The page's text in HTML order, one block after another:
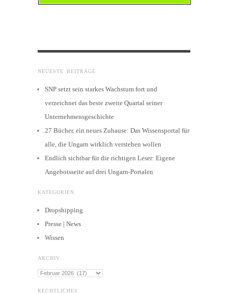
NEUESTE BEITRÄGE
SNP setzt sein starkes Wachstum fort und
verzeichnet das beste zweite Quartal seiner
Unternehmensgeschichte
27 Bücher, ein neues Zuhause: Das Wissensportal für
alle, die Ungarn wirklich verstehen wollen
Endlich sichtbar für die richtigen Leser: Eigene
Angebotsseite auf drei Ungarn-Portalen
KATEGORIEN
Dropshipping
Presse | News
Wissen
ARCHIV
Archiv
RECHTLICHES